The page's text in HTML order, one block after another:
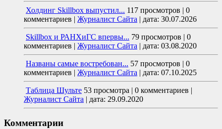
Холдинг Skillbox выпустил... 117 просмотров | 0
комментариев | Журналист Сайта | дата: 30.07.2026
Skillbox и РАНХиГС впервы... 79 просмотров | 0
комментариев | Журналист Сайта | дата: 03.08.2020
Названы самые востребован... 57 просмотров | 0
комментариев | Журналист Сайта | дата: 07.10.2025
Таблица Шульте 53 просмотра | 0 комментариев |
Журналист Сайта | дата: 29.09.2020
Комментарии